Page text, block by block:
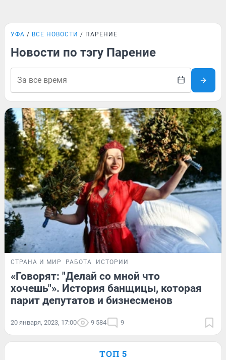
УФА ВСЕ НОВОСТИ ПАРЕНИЕ
Новости по тэгу Парение
СТРАНА И МИР РАБОТА ИСТОРИИ
«Говорят: "Делай со мной что
хочешь"». История банщицы, которая
парит депутатов и бизнесменов
20 января, 2023, 17:00 9 584 9
ТОП 5